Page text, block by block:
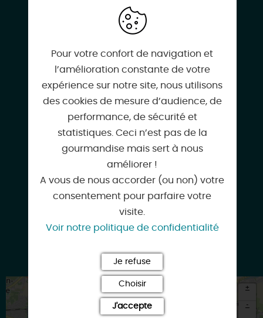
CONTACT & LOCALISATION
Les Basroches
06 01 13 28 45
pc.allard@wanadoo.fr
Google
+
-
Pour votre confort de navigation et
l’amélioration constante de votre
expérience sur notre site, nous utilisons
des cookies de mesure d’audience, de
performance, de sécurité et
statistiques. Ceci n’est pas de la
gourmandise mais sert à nous
améliorer !
A vous de nous accorder (ou non) votre
consentement pour parfaire votre
visite.
Voir notre politique de confidentialité
Je refuse
Choisir
J'accepte